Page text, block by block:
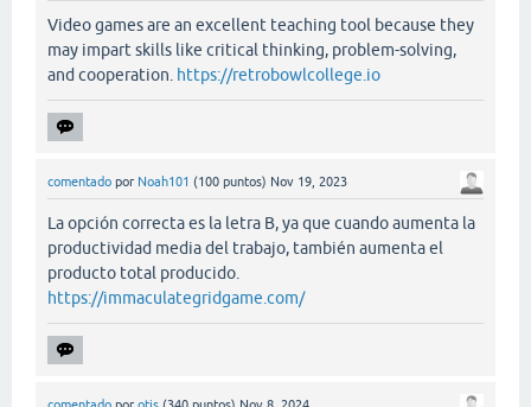
Video games are an excellent teaching tool because they
may impart skills like critical thinking, problem-solving,
and cooperation. https://retrobowlcollege.io
comentado por Noah101 (100 puntos) Nov 19, 2023
La opción correcta es la letra B, ya que cuando aumenta la
productividad media del trabajo, también aumenta el
producto total producido.
https://immaculategridgame.com/